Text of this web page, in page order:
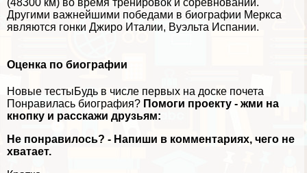
Другими важнейшими победами в биографии Меркса
являются гонки Джиро Италии, Вуэльта Испании.
Оценка по биографии
Новые тестыБудь в числе первых на доске почета
Понравилась биография? Помоги проекту - жми на
кнопку и расскажи друзьям:
Не понравилось? - Напиши в комментариях, чего не
хватает.